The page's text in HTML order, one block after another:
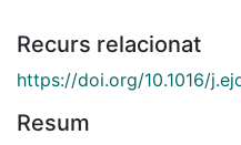
Recurs relacionat
https://doi.org/10.1016/
Resum